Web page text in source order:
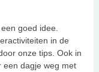
goed idee.
in de
onze tips. Ook in
een dagje weg met